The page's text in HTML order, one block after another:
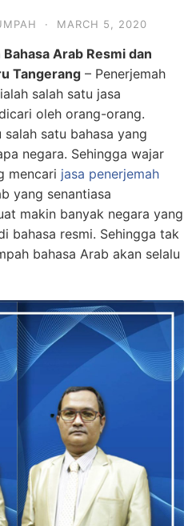
· MARCH 5, 2020
Arab Resmi dan
Tangerang – Penerjemah
salah satu jasa
oleh orang-orang.
satu bahasa yang
negara. Sehingga wajar
mencari jasa penerjemah
yang senantiasa
makin banyak negara yang
bahasa resmi. Sehingga tak
bahasa Arab akan selalu